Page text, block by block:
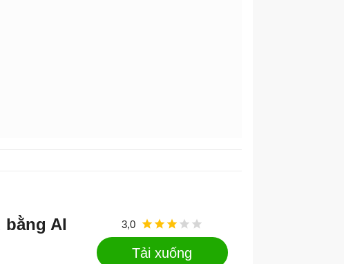
bằng AI
3,0
Tải xuống